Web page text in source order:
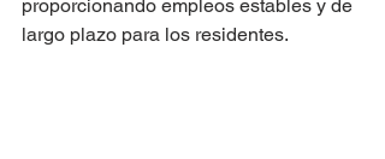
proporcionando empleos estables y de
largo plazo para los residentes.